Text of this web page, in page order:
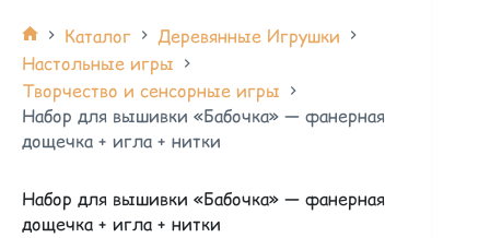
Каталог
Деревянные Игрушки
Настольные игры
Творчество и сенсорные игры
Набор для вышивки «Бабочка» — фанерная
дощечка + игла + нитки
Набор для вышивки «Бабочка» — фанерная
дощечка + игла + нитки